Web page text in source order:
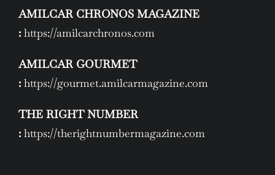
AMILCAR CHRONOS MAGAZINE
: https://amilcarchronos.com
AMILCAR GOURMET
: https://gourmet.amilcarmagazine.com
THE RIGHT NUMBER
: https://therightnumbermagazine.com